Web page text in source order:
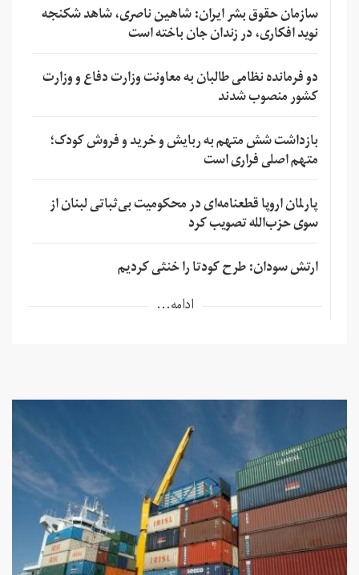
سازمان حقوق بشر ایران: شاهین ناصری، شاهد شکنجه
نوید افکاری، در زندان جان باخته است
دو فرمانده نظامی طالبان به معاونت وزارت دفاع و وزارت
کشور منصوب شدند
بازداشت شش متهم به ربایش و خرید و فروش کودک؛
متهم اصلی فراری است
پارلمان اروپا قطعنامه‌ای در محکومیت بی‌ثباتی لبنان از
سوی حزب‌الله تصویب کرد
ارتش سودان: طرح کودتا را خنثی کردیم
ادامه...